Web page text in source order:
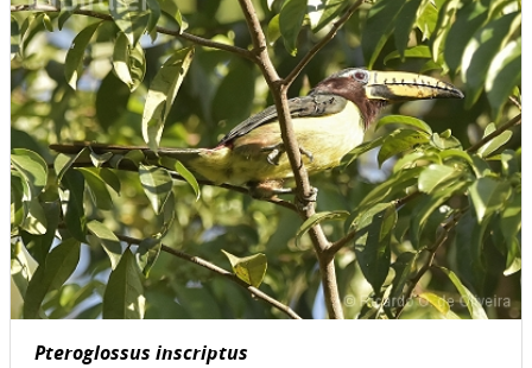
Pteroglossus inscriptus